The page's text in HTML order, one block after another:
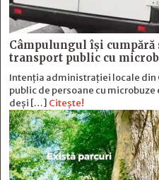
Câmpulungul îşi
transport public cu
Intenția administrației locale din
public de persoane cu
deși […] Citește!